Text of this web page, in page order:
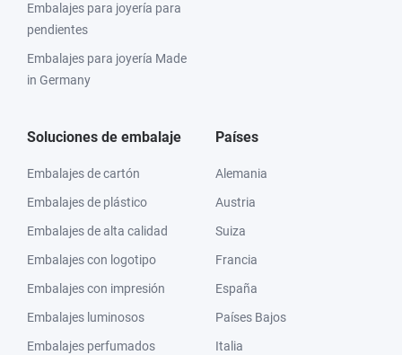
Embalajes para joyería para
pendientes
Embalajes para joyería Made
in Germany
Soluciones de embalaje
Embalajes de cartón
Embalajes de plástico
Embalajes de alta calidad
Embalajes con logotipo
Embalajes con impresión
Embalajes luminosos
Embalajes perfumados
Países
Alemania
Austria
Suiza
Francia
España
Países Bajos
Italia